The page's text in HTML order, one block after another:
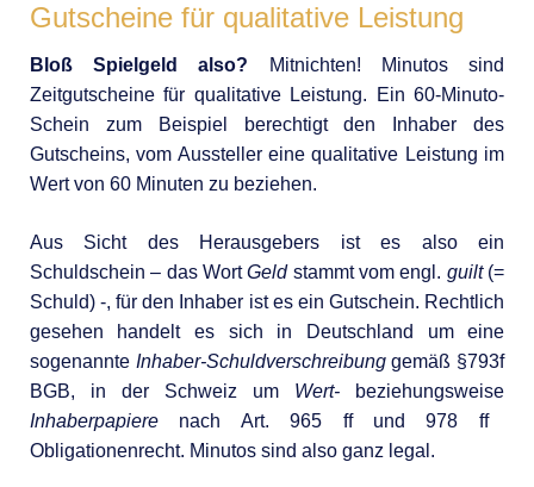
Gutscheine für qualitative Leistung
Bloß Spielgeld also? Mitnichten! Minutos sind
Zeitgutscheine für qualitative Leistung. Ein 60-Minuto-
Schein zum Beispiel berechtigt den Inhaber des
Gutscheins, vom Aussteller eine qualitative Leistung im
Wert von 60 Minuten zu beziehen.
Aus Sicht des Herausgebers ist es also ein
Schuldschein – das WortGeldstammt vom engl. guilt(=
Schuld) -, für den Inhaber ist es ein Gutschein. Rechtlich
gesehen handelt es sich in Deutschland um eine
sogenannte Inhaber-Schuldverschreibunggemäß §793f
BGB, in der Schweiz um Wert-
beziehungsweise
Inhaberpapierenach Art. 965 ff und 978 ff
Obligationenrecht. Minutos sind also ganz legal.